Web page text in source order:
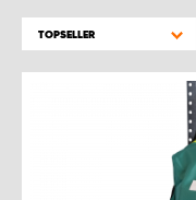
TOPSELLER